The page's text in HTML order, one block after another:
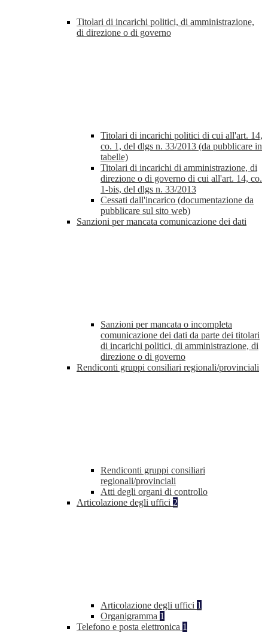
Titolari di incarichi politici, di amministrazione,
di direzione o di governo
Titolari di incarichi politici di cui all'art. 14,
co. 1, del dlgs n. 33/2013 (da pubblicare in
tabelle)
Titolari di incarichi di amministrazione, di
direzione o di governo di cui all'art. 14, co.
1-bis, del dlgs n. 33/2013
Cessati dall'incarico (documentazione da
pubblicare sul sito web)
Sanzioni per mancata comunicazione dei dati
Sanzioni per mancata o incompleta
comunicazione dei dati da parte dei titolari
di incarichi politici, di amministrazione, di
direzione o di governo
Rendiconti gruppi consiliari regionali/provinciali
Rendiconti gruppi consiliari
regionali/provinciali
Atti degli organi di controllo
Articolazione degli uffici 2
Articolazione degli uffici 1
Organigramma 1
Telefono e posta elettronica 1